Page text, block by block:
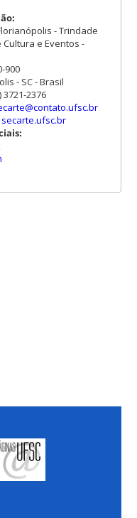
- Trindade
Cultura e Eventos -
900
- SC - Brasil
3721-2376
secarte.ufsc.br